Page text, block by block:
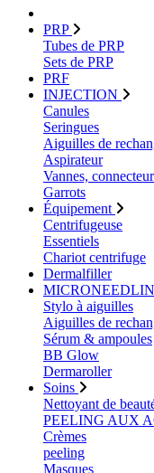
PRP
Tubes de PRP
Sets de PRP
PRF
INJECTION
Canules
Seringues
Aiguilles de
Aspirateur
Vannes,
Garrots
Équipement
Centrifugeuse
Essentiels
Chariot centrifuge
Dermalfiller
Stylo à aiguilles
Aiguilles de
Sérum & ampoules
BB Glow
Dermaroller
Soins
Nettoyant de
PEELING AUX
Crèmes
peeling
Masques